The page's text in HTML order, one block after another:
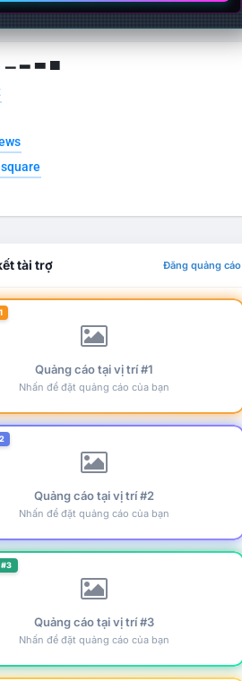
▁ ▂ ▃ ▄
tài trợ Đăng quảng cáo
Quảng cáo tại vị trí #1
Nhấn để đặt quảng cáo của bạn
Quảng cáo tại vị trí #2
Nhấn để đặt quảng cáo của bạn
Quảng cáo tại vị trí #3
Nhấn để đặt quảng cáo của bạn